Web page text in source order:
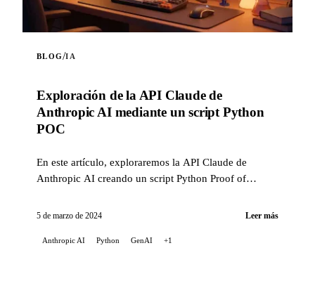
BLOG/IA
Exploración de la API Claude de
Anthropic AI mediante un script Python
POC
En este artículo, exploraremos la API Claude de
Anthropic AI creando un script Python Proof of
capacidades ...
5 de marzo de 2024 Leer más
Anthropic AI Python GenAI +1